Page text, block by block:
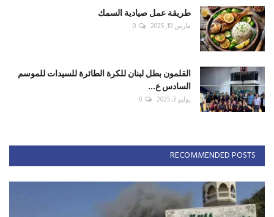
طريقة عمل صيادية السمك
مارس 19, 2025 0
القلمون بطل لبنان للكرة الطائرة للسيدات للموسم
السادس ع...
يوليو 3, 2025 0
RECOMMENDED POSTS